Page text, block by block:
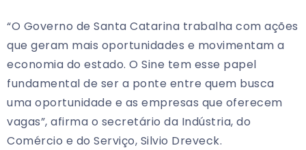
“O Governo de Santa Catarina trabalha com ações
que geram mais oportunidades e movimentam a
economia do estado. O Sine tem esse papel
fundamental de ser a ponte entre quem busca
uma oportunidade e as empresas que oferecem
vagas”, afirma o secretário da Indústria, do
Comércio e do Serviço, Silvio Dreveck.